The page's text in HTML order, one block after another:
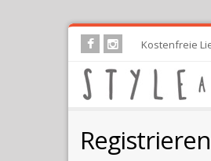
Skip
main
content
Kostenfreie
Registrieren